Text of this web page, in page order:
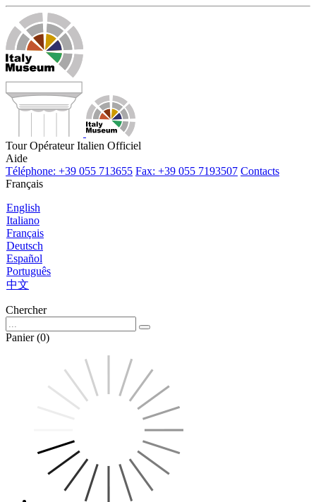
Tour Opérateur Italien Officiel
Aide
Téléphone: +39 055 713655 Fax: +39 055 7193507 Contacts
Français
English
Italiano
Français
Deutsch
Español
Português
中文
Chercher
Panier (0)